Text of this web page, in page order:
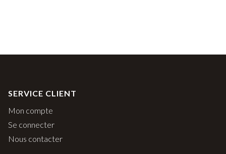
SERVICE CLIENT
Mon compte
Se connecter
Nous contacter